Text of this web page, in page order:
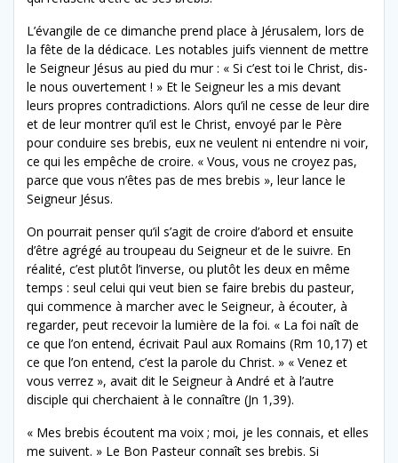
L’évangile de ce dimanche prend place à Jérusalem, lors de
la fête de la dédicace. Les notables juifs viennent de mettre
le Seigneur Jésus au pied du mur : « Si c’est toi le Christ, dis-
le nous ouvertement ! » Et le Seigneur les a mis devant
leurs propres contradictions. Alors qu’il ne cesse de leur dire
et de leur montrer qu’il est le Christ, envoyé par le Père
pour conduire ses brebis, eux ne veulent ni entendre ni voir,
ce qui les empêche de croire. « Vous, vous ne croyez pas,
parce que vous n’êtes pas de mes brebis », leur lance le
Seigneur Jésus.
On pourrait penser qu’il s’agit de croire d’abord et ensuite
d’être agrégé au troupeau du Seigneur et de le suivre. En
réalité, c’est plutôt l’inverse, ou plutôt les deux en même
temps : seul celui qui veut bien se faire brebis du pasteur,
qui commence à marcher avec le Seigneur, à écouter, à
regarder, peut recevoir la lumière de la foi. « La foi naît de
ce que l’on entend, écrivait Paul aux Romains (Rm 10,17) et
ce que l’on entend, c’est la parole du Christ. » « Venez et
vous verrez », avait dit le Seigneur à André et à l’autre
disciple qui cherchaient à le connaître (Jn 1,39).
« Mes brebis écoutent ma voix ; moi, je les connais, et elles
me suivent. » Le Bon Pasteur connaît ses brebis. Si